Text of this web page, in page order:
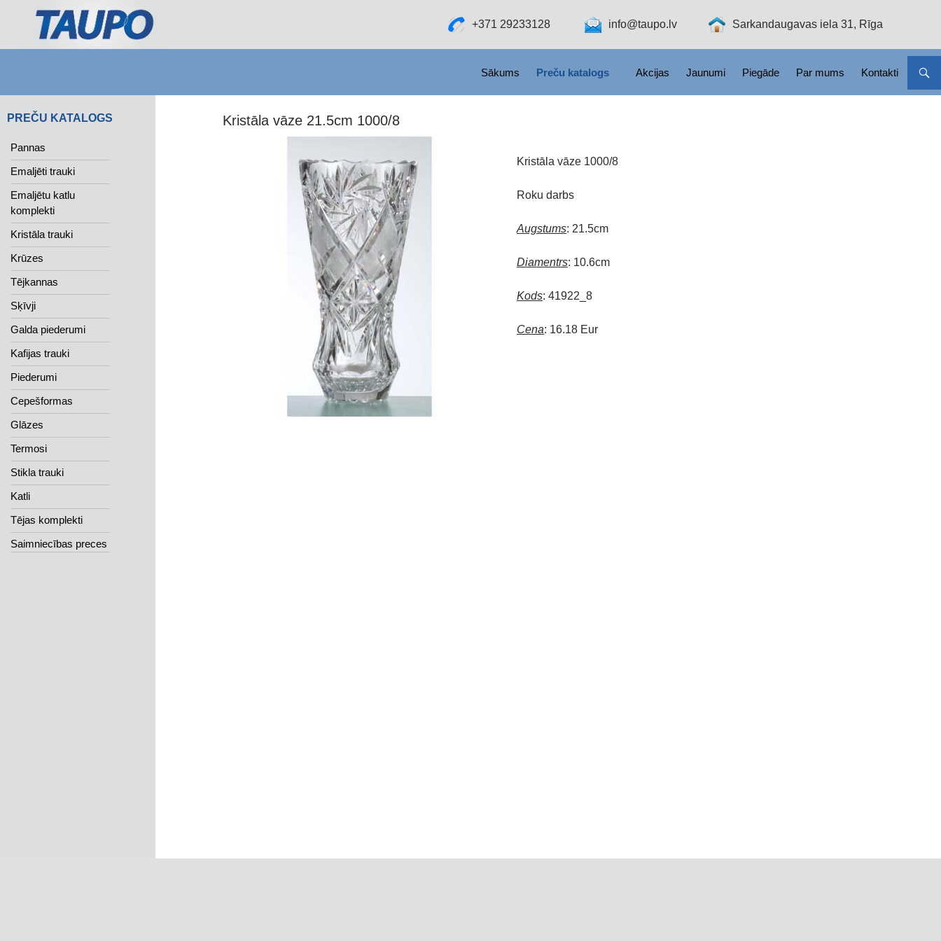
+371 29233128 info@taupo.lv Sarkandaugavas iela 31, Rīga
Sākums Preču katalogs Akcijas Jaunumi Piegāde Par mums Kontakti
Kristāla vāze 21.5cm 1000/8
Kristāla vāze 1000/8
Roku darbs
Augstums: 21.5cm
Diamentrs: 10.6cm
Kods: 41922_8
Cena: 16.18 Eur
PREČU KATALOGS
Pannas
Emaljēti trauki
Emaljētu katlu
komplekti
Kristāla trauki
Krūzes
Tējkannas
Sķīvji
Galda piederumi
Kafijas trauki
Piederumi
Cepešformas
Glāzes
Termosi
Stikla trauki
Katli
Tējas komplekti
Saimniecības preces